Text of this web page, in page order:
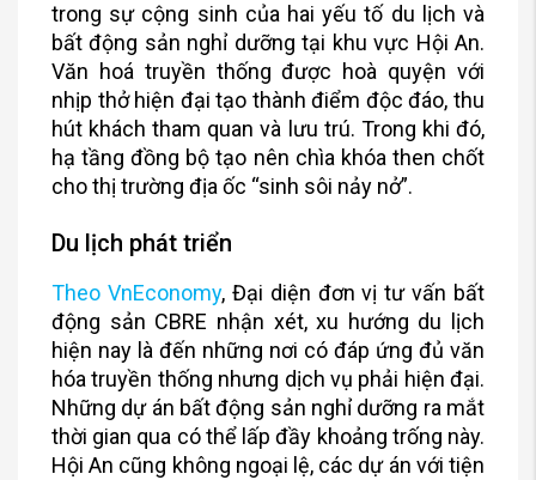
trong sự cộng sinh của hai yếu tố du lịch và
bất động sản nghỉ dưỡng tại khu vực Hội An.
Văn hoá truyền thống được hoà quyện với
nhịp thở hiện đại tạo thành điểm độc đáo, thu
hút khách tham quan và lưu trú. Trong khi đó,
hạ tầng đồng bộ tạo nên chìa khóa then chốt
cho thị trường địa ốc “sinh sôi nảy nở”.
Du lịch phát triển
Theo VnEconomy, Đại diện đơn vị tư vấn bất
động sản CBRE nhận xét, xu hướng du lịch
hiện nay là đến những nơi có đáp ứng đủ văn
hóa truyền thống nhưng dịch vụ phải hiện đại.
Những dự án bất động sản nghỉ dưỡng ra mắt
thời gian qua có thể lấp đầy khoảng trống này.
Hội An cũng không ngoại lệ, các dự án với tiện